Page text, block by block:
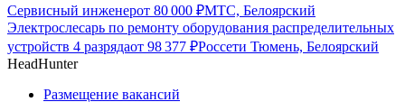
Сервисный инженерот 80 000 ₽МТС, Белоярский
Электрослесарь по ремонту оборудования распределительных
устройств 4 разрядаот 98 377 ₽Россети Тюмень, Белоярский
HeadHunter
Размещение вакансий